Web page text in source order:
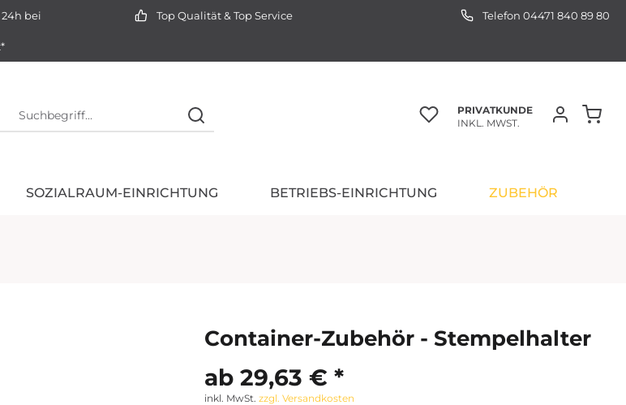
bei Top Qualität & Top Service Telefon 04471 840 89 80
PRIVATKUNDE
INKL. MWST.
SOZIALRAUM-EINRICHTUNG BETRIEBS-EINRICHTUNG ZUBEHÖR
Container-Zubehör - Stempelhalter
ab 29,63 € *
inkl. MwSt. zzgl. Versandkosten